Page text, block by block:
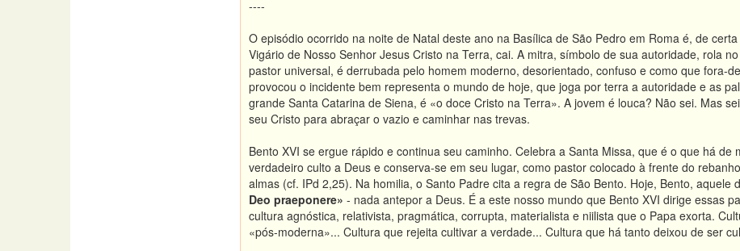
----
O episódio ocorrido na noite de Natal deste ano na Basílica de São Pedro em Roma é, de
Vigário de Nosso Senhor Jesus Cristo na Terra, cai. A mitra, símbolo de sua autoridade, rola
pastor universal, é derrubada pelo homem moderno, desorientado, confuso e como que fora-
provocou o incidente bem representa o mundo de hoje, que joga por terra a autoridade e as
grande Santa Catarina de Siena, é «o doce Cristo na Terra». A jovem é louca? Não sei. Mas
seu Cristo para abraçar o vazio e caminhar nas trevas.
Bento XVI se ergue rápido e continua seu caminho. Celebra a Santa Missa, que é o que há
verdadeiro culto a Deus e conserva-se em seu lugar, como pastor colocado à frente do
almas (cf. IPd 2,25). Na homilia, o Santo Padre cita a regra de São Bento. Hoje, Bento, aquele
Deo praeponere» - nada antepor a Deus. É a este nosso mundo que Bento XVI dirige essas
cultura agnóstica, relativista, pragmática, corrupta, materialista e niilista que o Papa exorta.
«pós-moderna»... Cultura que rejeita cultivar a verdade... Cultura que há tanto deixou de ser